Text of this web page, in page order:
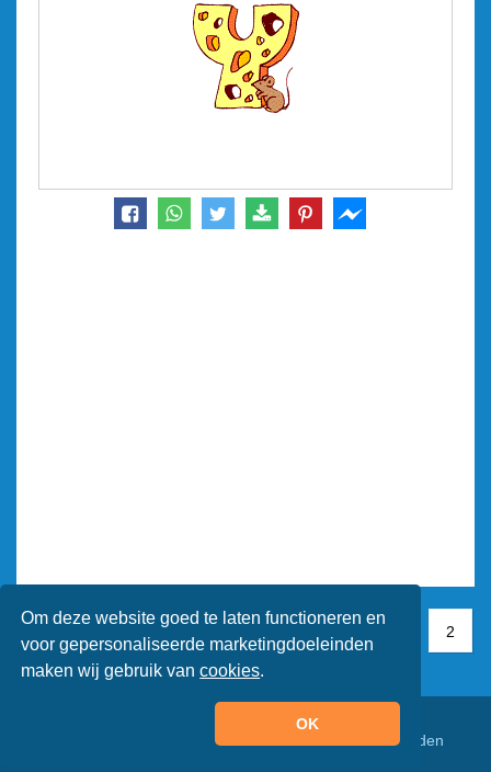
Om deze website goed te laten functioneren en
voor gepersonaliseerde marketingdoeleinden
maken wij gebruik vancookies.
OK
2
© Animaatjes.nl - 2005/2026 - Alle rechten voorbehouden